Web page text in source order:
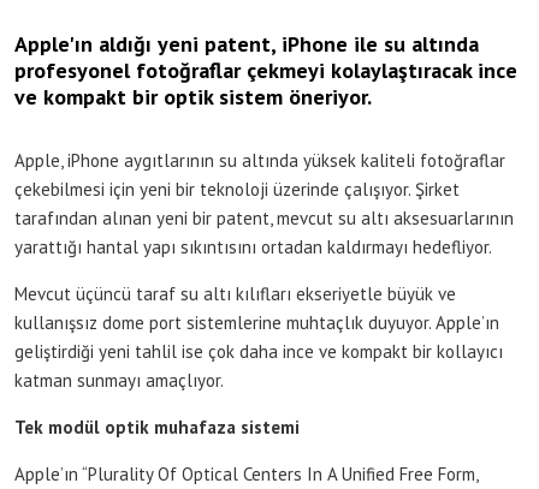
Apple'ın aldığı yeni patent, iPhone ile su altında
profesyonel fotoğraflar çekmeyi kolaylaştıracak ince
ve kompakt bir optik sistem öneriyor.
Apple, iPhone aygıtlarının su altında yüksek kaliteli fotoğraflar
çekebilmesi için yeni bir teknoloji üzerinde çalışıyor. Şirket
tarafından alınan yeni bir patent, mevcut su altı aksesuarlarının
yarattığı hantal yapı sıkıntısını ortadan kaldırmayı hedefliyor.
Mevcut üçüncü taraf su altı kılıfları ekseriyetle büyük ve
kullanışsız dome port sistemlerine muhtaçlık duyuyor. Apple’ın
geliştirdiği yeni tahlil ise çok daha ince ve kompakt bir kollayıcı
katman sunmayı amaçlıyor.
Tek modül optik muhafaza sistemi
Apple’ın “Plurality Of Optical Centers In A Unified Free Form,